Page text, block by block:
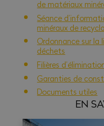
de matériaux
Séance
minéraux de
Ordonnance sur la
déchets
Filières
Garanties de
Documents utiles
EN